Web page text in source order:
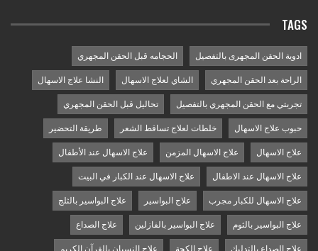
TAGS
ادوية الحقن المجهرى بالتفصيل الحجامه قبل الحقن المجهري
الراحة بعد الحقن المجهري الشاي لعلاج الاسهال النشا علاج الاسهال
تجربتي مع الحقن المجهري بالتفصيل تحاليل قبل الحقن المجهري
حبوب علاج الاسهال خلطات لعلاج تساقط الشعر طريقة التحضير
علاج الاسهال علاج الاسهال المزمن علاج الاسهال عند الأطفال
علاج الاسهال عند الاطفال علاج الاسهال عند الكبار في البيت
علاج الاسهال للكبار مجرب علاج البواسير علاج البواسير بالثلج
علاج البواسير بالثوم علاج البواسير بالفازلين علاج الصداع
علاج الصداع بالتدليك علاج الكحة علاج النسيان بالقرآن الكريم